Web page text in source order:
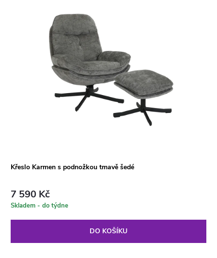
Křeslo Karmen s podnožkou tmavě šedé
7 590 Kč
Skladem - do týdne
DO KOŠÍKU